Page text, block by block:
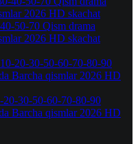
50-70 Qism drama
2026 HD skachat
30-50-60-70-80-90
Barcha qismlar 2026 HD